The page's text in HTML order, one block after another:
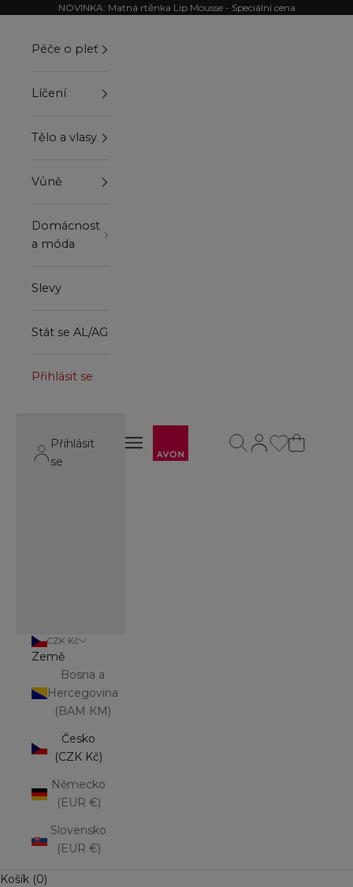
Přejít na obsahNOVINKA: Matná rtěnka Lip Mousse - Speciální cena
Otevřít navigační menu
Otevřít navigační menu
Otevřít stránku
Otevřít vyhledávání
Péče o pleť
Líčení
Tělo a vlasy
Vůně
Domácnost
a móda
Slevy
Stát se AL/AG
Přihlásit se
Přihlásit
se
CZK Kč
Země
Bosna a
Hercegovina
(BAM КМ)
Česko
(CZK Kč)
Německo
(EUR €)
Slovensko
(EUR €)
Košík (0)